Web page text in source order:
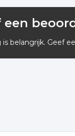
een
belangrijk. Geef